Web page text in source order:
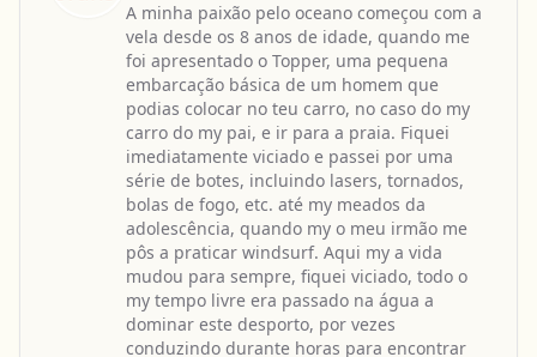
A minha paixão pelo oceano começou com a
vela desde os 8 anos de idade, quando me
foi apresentado o Topper, uma pequena
embarcação básica de um homem que
podias colocar no teu carro, no caso do my
carro do my pai, e ir para a praia. Fiquei
imediatamente viciado e passei por uma
série de botes, incluindo lasers, tornados,
bolas de fogo, etc. até my meados da
adolescência, quando my o meu irmão me
pôs a praticar windsurf. Aqui my a vida
mudou para sempre, fiquei viciado, todo o
my tempo livre era passado na água a
dominar este desporto, por vezes
conduzindo durante horas para encontrar